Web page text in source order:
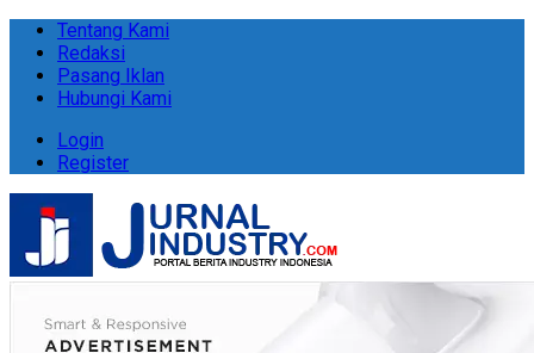
Tentang Kami
Redaksi
Pasang Iklan
Hubungi Kami
Login
Register